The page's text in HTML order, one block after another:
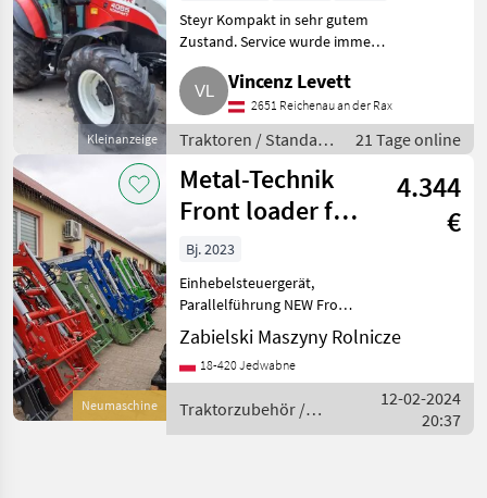
Kleinanzeige
Steyr Kompakt in sehr gutem
Zustand. Service wurde immer
bei Steyr Center gemacht.
Fronthydraulik, Frontzapfwelle,
Druckluft, fünf dw Stg.,
Klimaanlage, Kabinenfeder
Vincenz Levett
2651 Reichenau an der Rax
Traktoren / Standard
Traktoren
21 Tage online
Neumaschine
Metal-Technik
Front loader for
STEYR 4085,
4095, 4105, 4115
/
4.344
€
Bj. 2023
Einhebelsteuergerät,
Parallelführung NEW Front
loader for many tractor
models: DEUTZ-fAHR CLAAS
FARMTRAC FENDT SOLIS
MASSEY FERGUSON KUBOTA
M
Zabielski Maszyny Rolnicze
18-420 Jedwabne
Traktorzubehör /
Metal-Technik
12-02-2024
20:37